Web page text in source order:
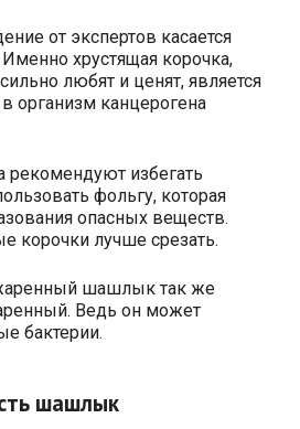
от экспертов касается
хрустящая корочка,
любят и ценят, является
организм канцерогена
избегать
фольгу, которая
опасных веществ.
корочки лучше срезать.
шашлык так же
Ведь он может
бактерии.
шашлык